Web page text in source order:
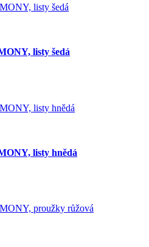
listy šedá
listy hnědá